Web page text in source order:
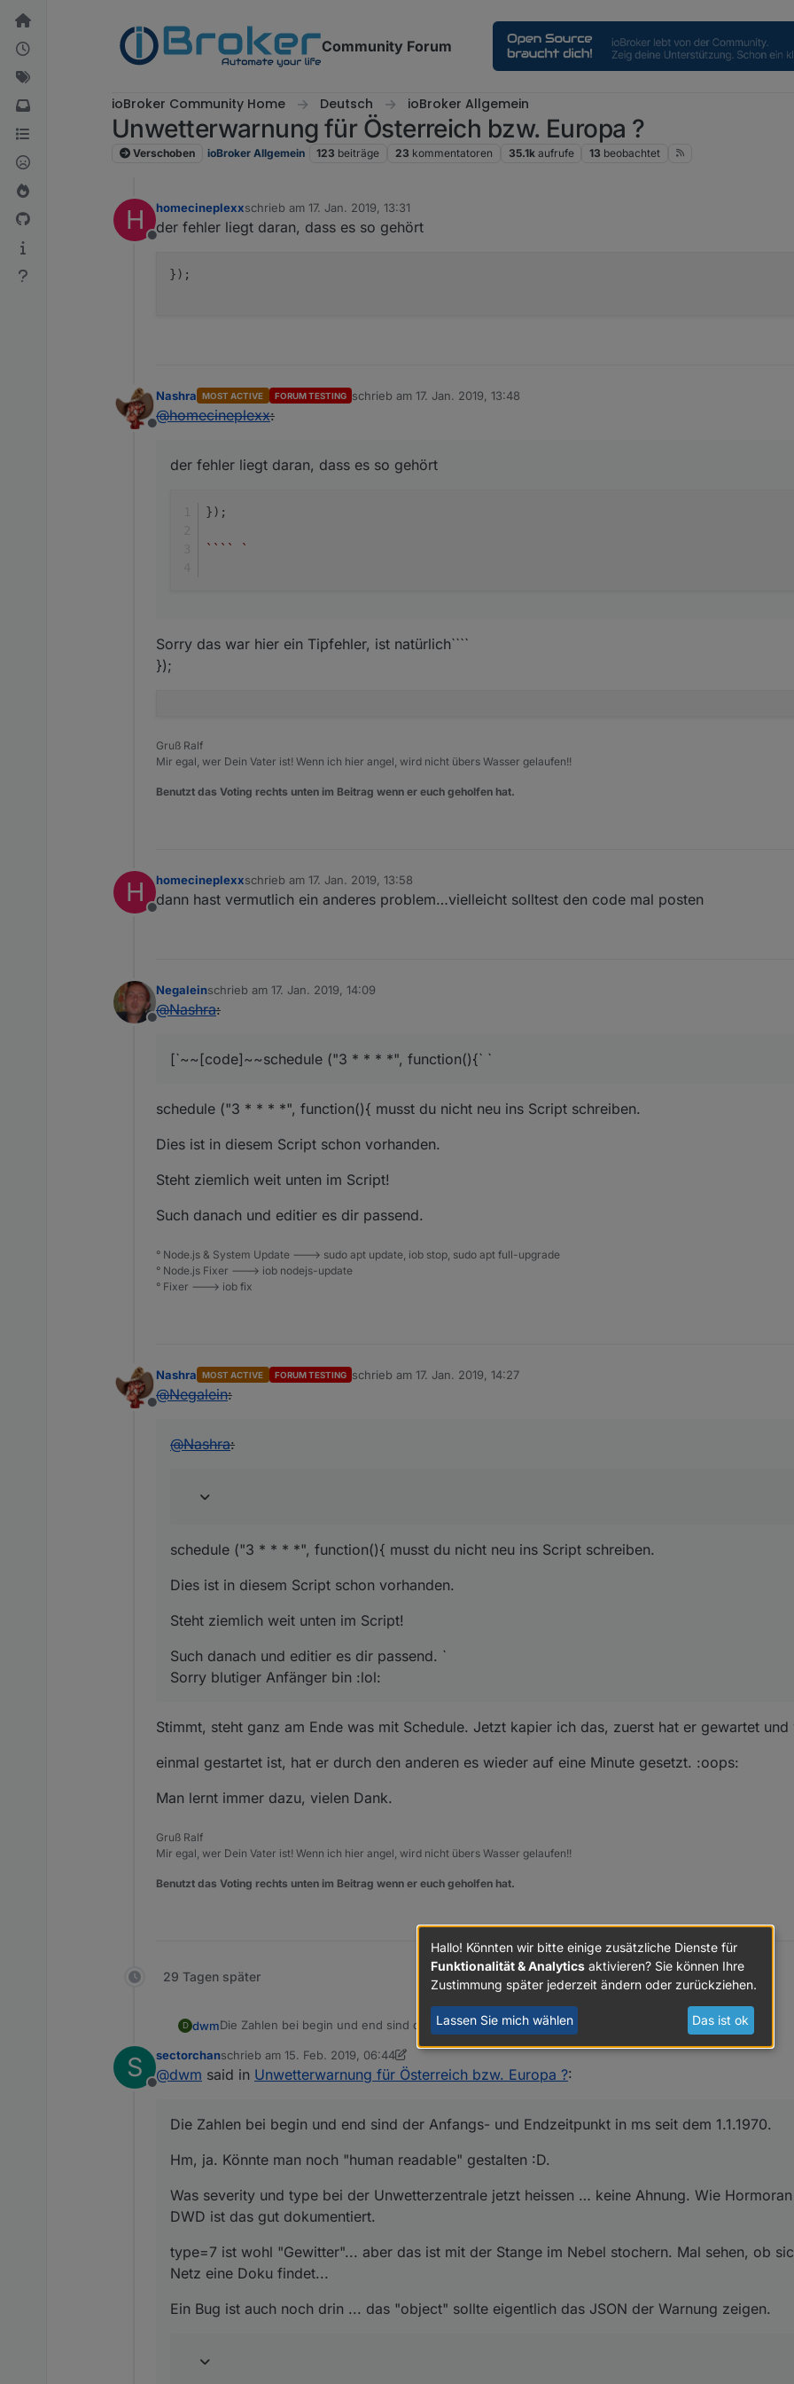
Weiter zum Inhalt
Community Forum
ioBroker Community Home Deutsch ioBroker Allgemein
Unwetterwarnung für Österreich bzw. Europa ?
Verschoben ioBroker Allgemein 123 beiträge 23 kommentatoren 35.1k aufrufe 13 beobachtet
H
Offline
homecineplexxschrieb am 17. Jan. 2019, 13:31
zuletzt editiert von
der fehler liegt daran, dass es so gehört
});
Offline
Nashra MOST ACTIVE FORUM TESTING schrieb am17. Jan. 2019, 13:48
zuletzt editiert von
@homecineplexx:
der fehler liegt daran, dass es so gehört
});
`` `` `
Sorry das war hier ein Tipfehler, ist natürlich````
});
Gruß Ralf
Mir egal, wer Dein Vater ist! Wenn ich hier angel, wird nicht übers Wasser gelaufen!!
Benutzt das Voting rechts unten im Beitrag wenn er euch geholfen hat.
H
Offline
homecineplexxschrieb am 17. Jan. 2019, 13:58
zuletzt editiert von
dann hast vermutlich ein anderes problem…vielleicht solltest den code mal posten
Offline
Negaleinschrieb am 17. Jan. 2019, 14:09
zuletzt editiert von
@Nashra:
[`~~[code]~~schedule ("3 * * * *", function(){` `
schedule ("3 * * * *", function(){ musst du nicht neu ins Script schreiben.
Dies ist in diesem Script schon vorhanden.
Steht ziemlich weit unten im Script!
Such danach und editier es dir passend.
° Node.js & System Update ---> sudo apt update, iob stop, sudo apt full-upgrade
° Node.js Fixer ---> iob nodejs-update
° Fixer ---> iob fix
Offline
Nashra MOST ACTIVE FORUM TESTING schrieb am17. Jan. 2019, 14:27
zuletzt editiert von
@Negalein:
@Nashra:
schedule ("3 * * * *", function(){ musst du nicht neu ins Script schreiben.
Dies ist in diesem Script schon vorhanden.
Steht ziemlich weit unten im Script!
Such danach und editier es dir passend. `
Sorry blutiger Anfänger bin :lol:
Stimmt, steht ganz am Ende was mit Schedule. Jetzt kapier ich das, zuerst hat er gewartet und
einmal gestartet ist, hat er durch den anderen es wieder auf eine Minute gesetzt. :oops:
Man lernt immer dazu, vielen Dank.
Gruß Ralf
Mir egal, wer Dein Vater ist! Wenn ich hier angel, wird nicht übers Wasser gelaufen!!
Benutzt das Voting rechts unten im Beitrag wenn er euch geholfen hat.
29 Tagen später
D dwmDie Zahlen bei begin und end sind der Anfangs- und Endzeitpunkt in ms seit dem 1.1.1970.
Hm, ja. Könnte man noch "human readable" gestalten :D.
type=7 ist wohl "Gewitter"... aber das ist mit der Stange im Nebel stochern. Mal sehen, ob sich da nicht
Ein Bug ist auch noch drin ... das "object" sollte eigentlich das JSON der Warnung zeigen.
! ```
var AdapterId = "javascript.0"; var ChannelId = "UWZ"; ! var forceInitStates
numOfWarnings = 3; ! var warncellid = 'UWZDE92540'; // HIER DIE EIGENE AREA
//============================================================== var
url='http://feed.alertspro.meteogroup.com/AlertsPro/AlertsProPollService.php?
! function createStates(n){ for (var i=0; i<n;
S
Offline
sectorchanschrieb am 15. Feb. 2019, 06:44
zuletzt editiert von sectorchan
@dwm said in Unwetterwarnung für Österreich bzw. Europa ?:
Die Zahlen bei begin und end sind der Anfangs- und Endzeitpunkt in ms seit dem 1.1.1970.
Hm, ja. Könnte man noch "human readable" gestalten :D.
Was severity und type bei der Unwetterzentrale jetzt heissen … keine Ahnung. Wie
DWD ist das gut dokumentiert.
type=7 ist wohl "Gewitter"... aber das ist mit der Stange im Nebel stochern. Mal sehen, ob
Netz eine Doku findet...
Ein Bug ist auch noch drin ... das "object" sollte eigentlich das JSON der Warnung zeigen.
Hallo! Könnten wir bitte einige zusätzliche Dienste für
Funktionalität & Analytics aktivieren? Sie können Ihre
Zustimmung später jederzeit ändern oder zurückziehen.
Lassen Sie mich wählen Das ist ok